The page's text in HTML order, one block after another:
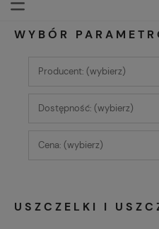
WYBÓR
Producent: (wybierz)
Dostępność: (wybierz)
Cena: (wybierz)
USZCZELKI I